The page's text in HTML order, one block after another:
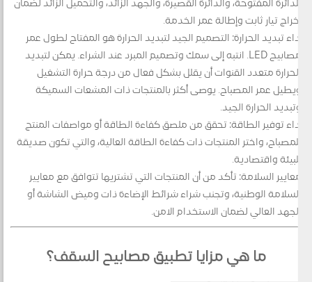
للدائرة المفتوحة، والدائرة القصيرة، والجهد الزائد، والتحميل الزائد لضمان
إخراج تيار ثابت وإطالة عمر الخدمة.
أداء تبديد الحرارة: التصميم الجيد لتبديد الحرارة هو المفتاح لطول عمر
مصابيح LED. انتبه إلى سمك وتصميم المبرد عند الشراء. يمكن لتبديد
الحرارة متعدد القنوات أن يقلل بشكل فعال من درجة حرارة التشغيل
ويطيل عمر المصباح. يوصى أكثر بالمنتجات ذات المشعات السميكة
وتبديد الحرارة الجيد.
أداء توفير الطاقة: تحقق من ملصق كفاءة الطاقة أو مواصفات المنتج
للمصباح، واختر المنتجات ذات كفاءة الطاقة العالية، والتي تكون صديقة
للبيئة واقتصادية.
معايير السلامة: تأكد من أن المنتجات التي تشتريها تتوافق مع معايير
السلامة الوطنية، وتجنب شراء شرائط الإضاءة ذات وميض الشاشة أو
الجهد العالي لضمان الاستخدام الآمن.
ما هي مزايا تطبيق مصابيح السقف؟